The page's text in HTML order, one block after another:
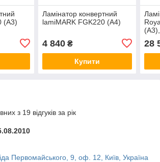
(А3)
Ламінатор конвертний
lamiMARK FGK220 (А4)
4 840₴
Купити
28
з 19 відгуків за рік
Первомайського, 9, оф. 12, Київ, Україна